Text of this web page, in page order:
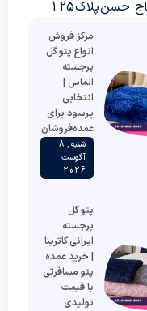
حسن پلاک 125
مرکز فروش
انواع پتو گل
برجسته
الماس |
انتخابی
پرسود برای
عمده‌فروشان
شنبه , 8
آگوست
2026
پتو گل
برجسته
ایرانی کاترینا
| خرید عمده
پتو مسافرتی
با قیمت
تولیدی